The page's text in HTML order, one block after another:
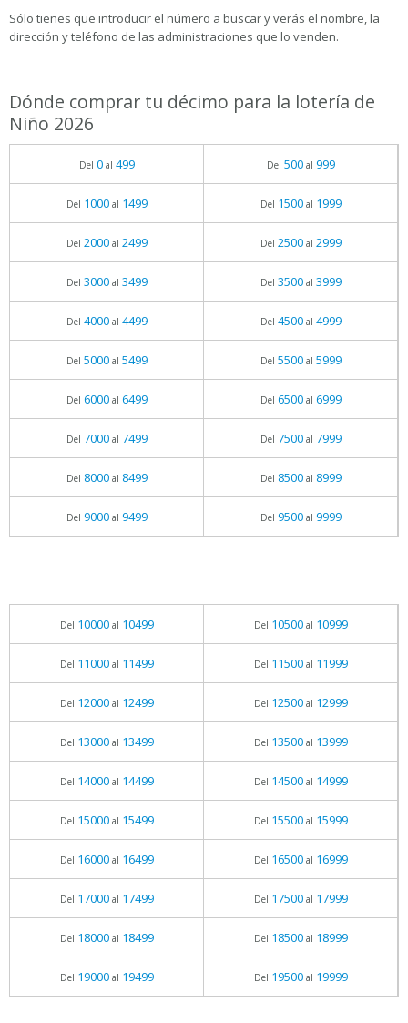
Sólo tienes que introducir el número a buscar y verás el nombre, la
dirección y teléfono de las administraciones que lo venden.
Dónde comprar tu décimo para la lotería de
Niño 2026
Del 0al 499 Del 500al 999
Del 1000al 1499 Del 1500al 1999
Del 2000al 2499 Del 2500al 2999
Del 3000al 3499 Del 3500al 3999
Del 4000al 4499 Del 4500al 4999
Del 5000al 5499 Del 5500al 5999
Del 6000al 6499 Del 6500al 6999
Del 7000al 7499 Del 7500al 7999
Del 8000al 8499 Del 8500al 8999
Del 9000al 9499 Del 9500al 9999
Del 10000al 10499 Del 10500al 10999
Del 11000al 11499 Del 11500al 11999
Del 12000al 12499 Del 12500al 12999
Del 13000al 13499 Del 13500al 13999
Del 14000al 14499 Del 14500al 14999
Del 15000al 15499 Del 15500al 15999
Del 16000al 16499 Del 16500al 16999
Del 17000al 17499 Del 17500al 17999
Del 18000al 18499 Del 18500al 18999
Del 19000al 19499 Del 19500al 19999